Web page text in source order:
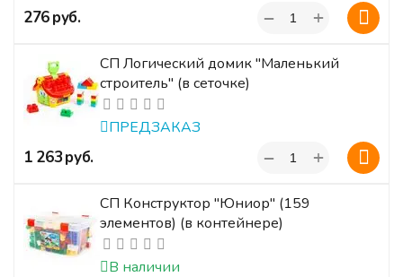
‍276‍руб. +
−
СП Логический домик "Маленький
строитель" (в сеточке)
ПРЕДЗАКАЗ
‍1 263‍руб. +
−
СП Конструктор "Юниор" (159
элементов) (в контейнере)
В наличии